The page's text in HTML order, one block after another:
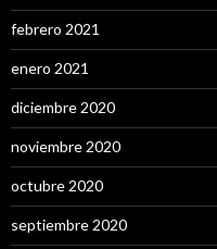
febrero 2021
enero 2021
diciembre 2020
noviembre 2020
octubre 2020
septiembre 2020